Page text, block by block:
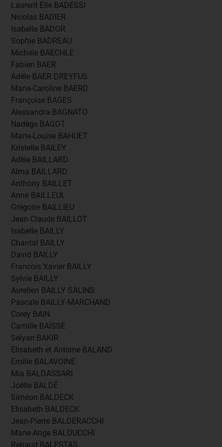
Laurent Elie BADESSI
Nicolas BADIER
Isabelle BADOR
Sophie BADREAU
Michele BAECHLE
Fabien BAER
Adèle BAER DREYFUS
Marie-Caroline BAERD
Françoise BAGES
Alessandra BAGNATO
Nadège BAGOT
Marie-Louise BAHUET
Kristelle BAILEY
Adèle BAILLARD
Alma BAILLARD
Anthony BAILLET
Anne BAILLEUL
Grégoire BAILLIEU
Jean-Claude BAILLOT
Isabelle BAILLY
Chantal BAILLY
David BAILLY
Francois Xavier BAILLY
Sylvie BAILLY
Aurelien BAILLY SALINS
Pascale BAILLY-MARCHAND
Corey BAIN
Camille BAÏSSE
Sélyan BAKIR
Elisabeth et Antoine BALAND
Emilie BALAVOINE
Mia BALDASSARI
Joëlle BALDÉ
Siméon BALDECK
Elisabeth BALDECK
Jean-Pierre BALDERACCHI
Marie-Ange BALDUCCHI
Renaud BALESTAS